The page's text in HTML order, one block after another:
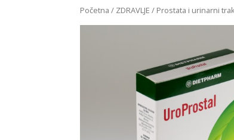
Početna / ZDRAVLJE / Prostata i urinarni